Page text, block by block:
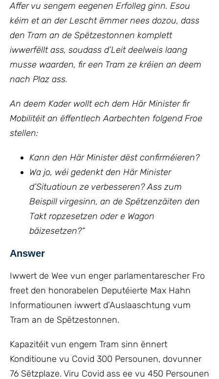
Affer vu sengem eegenen Erfolleg ginn. Esou
kéim et an der Lescht ëmmer nees dozou, dass
den Tram an de Spëtzestonnen komplett
iwwerfëllt ass, soudass d’Leit deelweis laang
musse waarden, fir een Tram ze kréien an deem
nach Plaz ass.
An deem Kader wollt ech dem Här Minister fir
Mobilitéit an ëffentlech Aarbechten folgend Froe
stellen:
Kann den Här Minister dëst confirméieren?
Wa jo, wéi gedenkt den Här Minister
d’Situatioun ze verbesseren? Ass zum
Beispill virgesinn, an de Spëtzenzäiten den
Takt ropzesetzen oder e Wagon
bäizesetzen?“
Answer
Iwwert de Wee vun enger parlamentarescher Fro
freet den honorabelen Deputéierte Max Hahn
Informatiounen iwwert d’Auslaaschtung vum
Tram an de Spëtzestonnen.
Kapazitéit vun engem Tram sinn ënnert
Konditioune vu Covid 300 Persounen, dovunner
76 Sëtzplaze. Viru Covid ass ee vu 450 Persounen